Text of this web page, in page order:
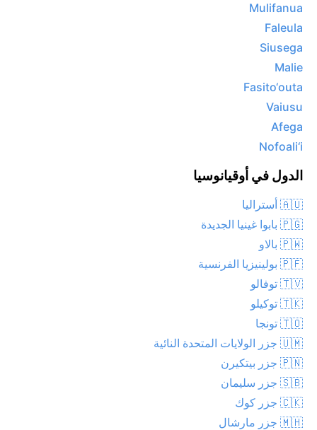
Mulifanua
Faleula
Siusega
Malie
Fasito‘outa
Vaiusu
Afega
Nofoali‘i
الدول في أوقيانوسيا
🇦🇺 أستراليا
🇵🇬 بابوا غينيا الجديدة
🇵🇼 بالاو
🇵🇫 بولينيزيا الفرنسية
🇹🇻 توفالو
🇹🇰 توكيلو
🇹🇴 تونجا
🇺🇲 جزر الولايات المتحدة النائية
🇵🇳 جزر بيتكيرن
🇸🇧 جزر سليمان
🇨🇰 جزر كوك
🇲🇭 جزر مارشال